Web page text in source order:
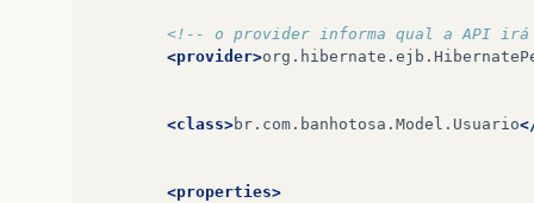
<!-- o provider informa qual a API irá
<provider>
<class>br.com.banhotosa.Model.Usuario
<properties>